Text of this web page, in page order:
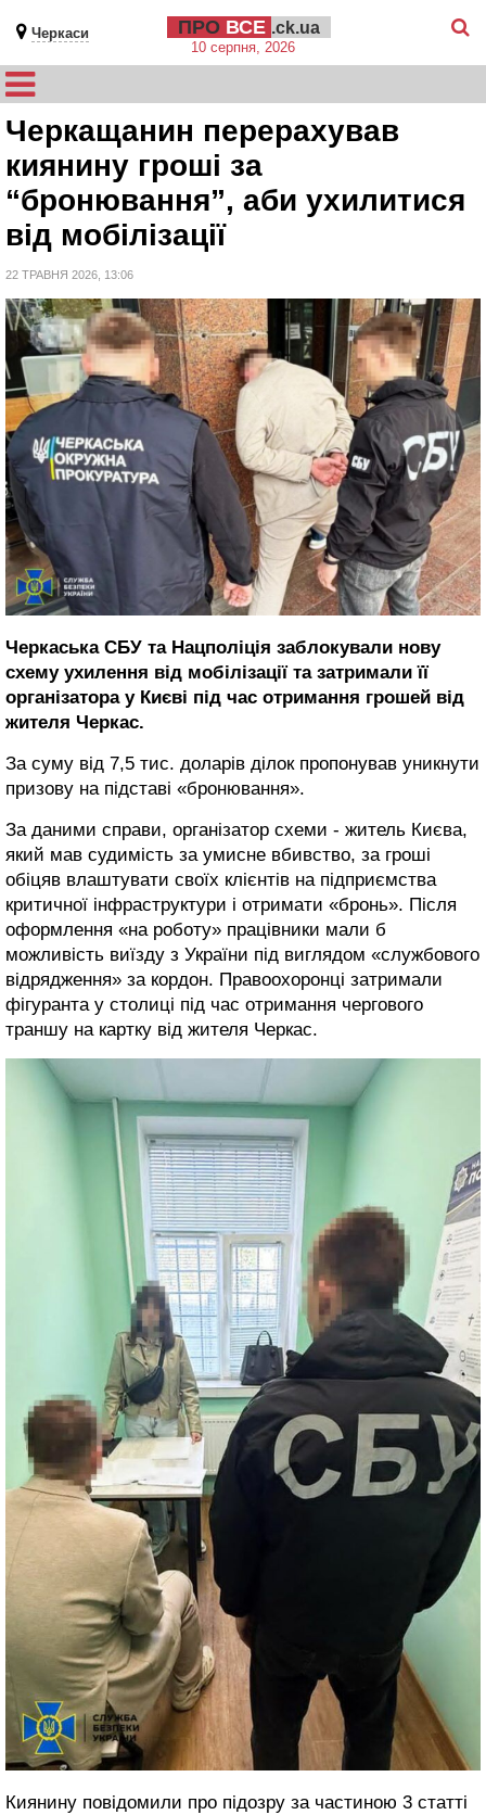
Черкаси ПРО ВСЕ .ck.ua
10 серпня, 2026
Черкащанин перерахував
киянину гроші за
“бронювання”, аби ухилитися
від мобілізації
22 ТРАВНЯ 2026, 13:06
Черкаська СБУ та Нацполіція заблокували нову
схему ухилення від мобілізації та затримали її
організатора у Києві під час отримання грошей від
жителя Черкас.
За суму від 7,5 тис. доларів ділок пропонував уникнути
призову на підставі «бронювання».
За даними справи, організатор схеми - житель Києва,
який мав судимість за умисне вбивство, за гроші
обіцяв влаштувати своїх клієнтів на підприємства
критичної інфраструктури і отримати «бронь». Після
оформлення «на роботу» працівники мали б
можливість виїзду з України під виглядом «службового
відрядження» за кордон. Правоохоронці затримали
фігуранта у столиці під час отримання чергового
траншу на картку від жителя Черкас.
Киянину повідомили про підозру за частиною 3 статті